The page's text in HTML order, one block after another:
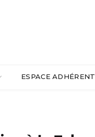
ESPACE ADHÉRENT